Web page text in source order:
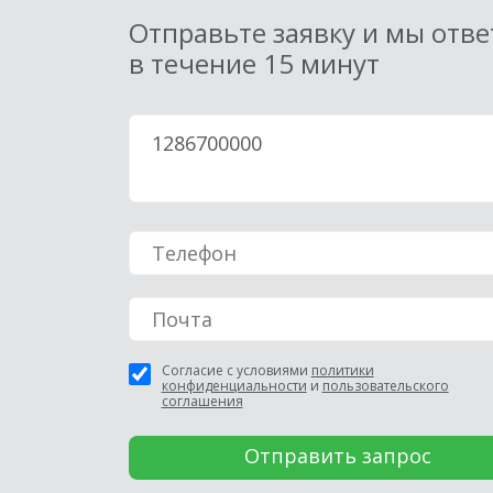
Отправьте заявку и мы
в течение 15 минут
Согласие с условиями политики
конфиденциальности и пользовательского
соглашения